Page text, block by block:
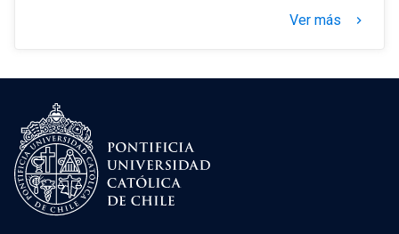
Ver más keyboard_arrow_right